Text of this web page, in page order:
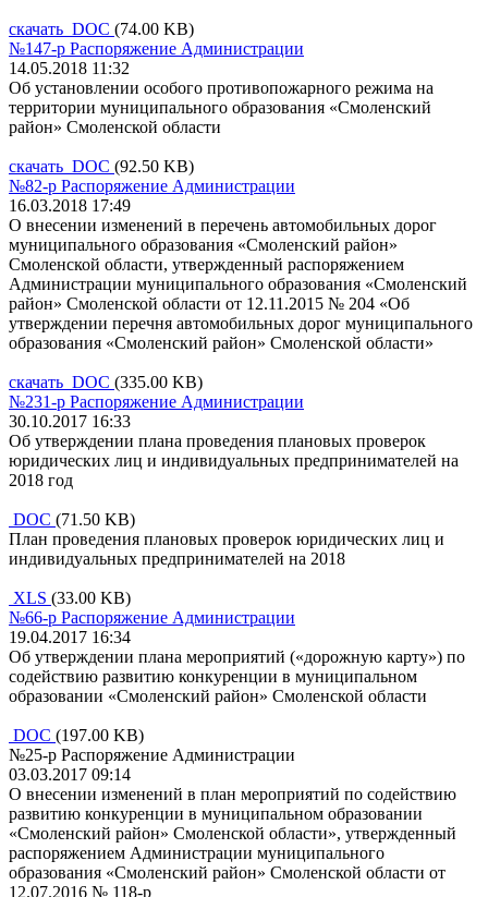
скачать DOC (74.00 KB)
№147-р Распоряжение Администрации
14.05.2018 11:32
Об установлении особого противопожарного режима на
территории муниципального образования «Смоленский
район» Смоленской области
скачать DOC (92.50 KB)
№82-р Распоряжение Администрации
16.03.2018 17:49
О внесении изменений в перечень автомобильных дорог
муниципального образования «Смоленский район»
Смоленской области, утвержденный распоряжением
Администрации муниципального образования «Смоленский
район» Смоленской области от 12.11.2015 № 204 «Об
утверждении перечня автомобильных дорог муниципального
образования «Смоленский район» Смоленской области»
скачать DOC (335.00 KB)
№231-р Распоряжение Администрации
30.10.2017 16:33
Об утверждении плана проведения плановых проверок
юридических лиц и индивидуальных предпринимателей на
2018 год
DOC (71.50 KB)
План проведения плановых проверок юридических лиц и
индивидуальных предпринимателей на 2018
XLS (33.00 KB)
№66-р Распоряжение Администрации
19.04.2017 16:34
Об утверждении плана мероприятий («дорожную карту») по
содействию развитию конкуренции в муниципальном
образовании «Смоленский район» Смоленской области
DOC (197.00 KB)
№25-р Распоряжение Администрации
03.03.2017 09:14
О внесении изменений в план мероприятий по содействию
развитию конкуренции в муниципальном образовании
«Смоленский район» Смоленской области», утвержденный
распоряжением Администрации муниципального
образования «Смоленский район» Смоленской области от
12.07.2016 № 118-р